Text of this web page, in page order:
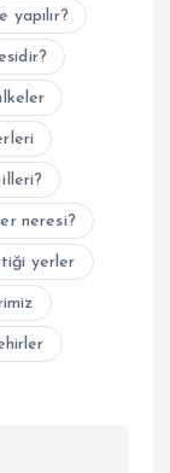
neresi?
yerler